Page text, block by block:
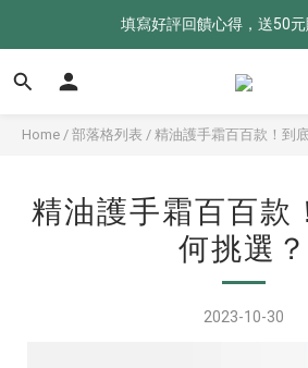
會員單筆訂單結帳滿1000元
填寫好評回饋心得，送50元
會員單筆訂單結帳滿1000元
Home / 部落格列表 / 精油護手霜百百款！到
精油護手霜百百款
何挑選？
2023-10-30